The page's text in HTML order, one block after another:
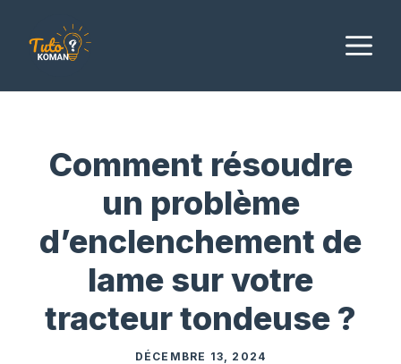
contenu
Comment résoudre
un problème
d’enclenchement de
lame sur votre
tracteur tondeuse ?
DÉCEMBRE 13, 2024